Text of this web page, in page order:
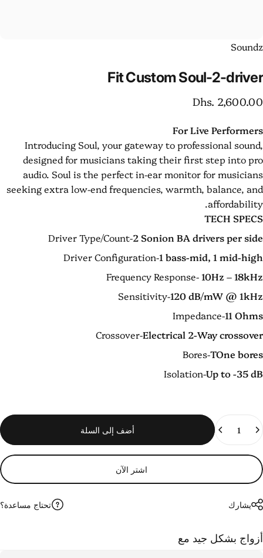
Soul-2-
Custom
Fit
Dhs.
For Live
Introducing Soul,your gateway to professional
designed for musicians taking their first step into
audio. Soul isthe perfect in-ear monitor for
seeking extra low-end frequencies, warmth, balance,
TECH
Driver Type/Count-2 Sonion BA drivers per
Driver Configuration-1 bass-mid, 1 mid-
Frequency Response- 10Hz –
Sensitivity-120 dB/mW @
Impedance-11
Crossover-Electrical 2-Way
Bores-TOne
Isolation-Up to -35
أضف إلى السلة
اشتر الآن
يشارك تحتاج مساعدة؟
بشكل جيد مع